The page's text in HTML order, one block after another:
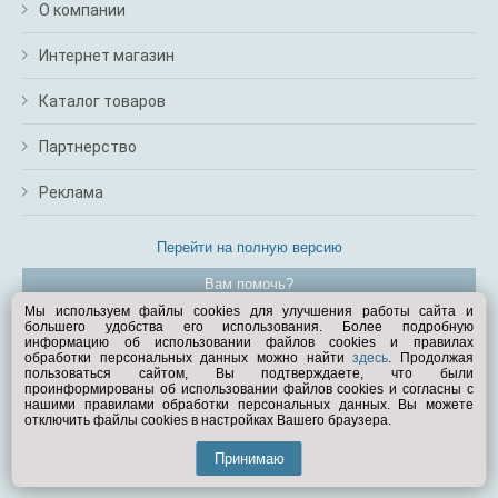
О компании
Интернет магазин
Каталог товаров
Партнерство
Реклама
Перейти на полную версию
Вам помочь?
© Exist.ru 1998—2026
Мы используем файлы cookies для улучшения работы сайта и
большего удобства его использования. Более подробную
информацию об использовании файлов cookies и правилах
обработки персональных данных можно найтиздесь. Продолжая
пользоваться сайтом, Вы подтверждаете, что были
проинформированы об использовании файлов cookies и согласны с
нашими правилами обработки персональных данных. Вы можете
отключить файлы cookies в настройках Вашего браузера.
Принимаю